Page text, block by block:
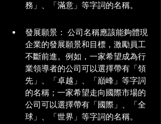
務」、「滿意」等字詞的名稱。
發展願景： 公司名稱應該能夠體現
企業的發展願景和目標，激勵員工
不斷前進。例如，一家希望成為行
業領導者的公司可以選擇帶有「領
先」、「卓越」、「巔峰」等字詞
的名稱；一家希望走向國際市場的
公司可以選擇帶有「國際」、「全
球」、「世界」等字詞的名稱。